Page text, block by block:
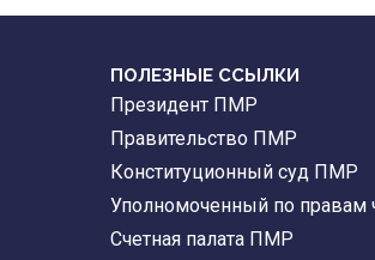
ПОЛЕЗНЫЕ ССЫЛКИ
Президент ПМР
Правительство ПМР
Конституционный суд ПМР
Уполномоченный по правам
Счетная палата ПМР